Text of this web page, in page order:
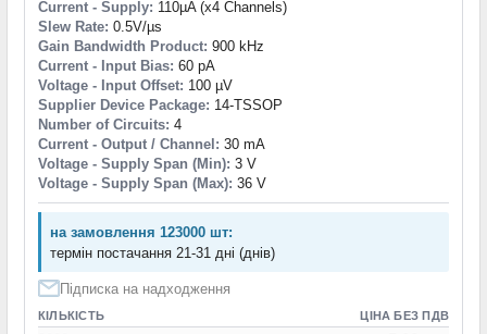
Current - Supply: 110µA (x4 Channels)
Slew Rate: 0.5V/µs
Gain Bandwidth Product: 900 kHz
Current - Input Bias: 60 pA
Voltage - Input Offset: 100 µV
Supplier Device Package: 14-TSSOP
Number of Circuits: 4
Current - Output / Channel: 30 mA
Voltage - Supply Span (Min): 3 V
Voltage - Supply Span (Max): 36 V
на замовлення 123000 шт:
термін постачання 21-31 дні (днів)
Підписка на надходження
КІЛЬКІСТЬ ЦІНА БЕЗ ПДВ